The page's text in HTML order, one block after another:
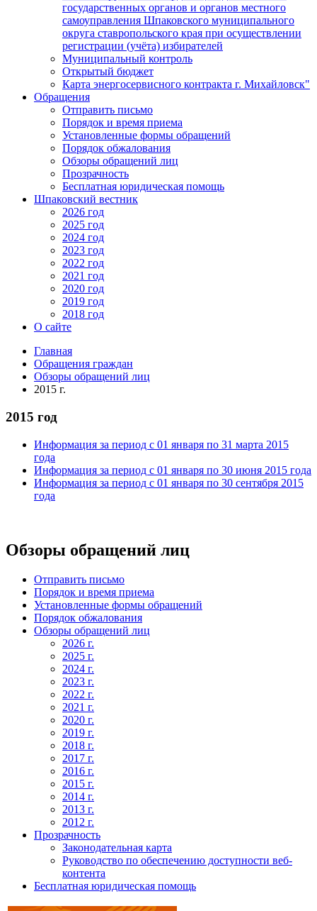
государственных органов и органов местного
самоуправления Шпаковского муниципального
округа ставропольского края при осуществлении
регистрации (учёта) избирателей
Муниципальный контроль
Открытый бюджет
Карта энергосервисного контракта г. Михайловск"
Обращения
Отправить письмо
Порядок и время приема
Установленные формы обращений
Порядок обжалования
Обзоры обращений лиц
Прозрачность
Бесплатная юридическая помощь
Шпаковский вестник
2026 год
2025 год
2024 год
2023 год
2022 год
2021 год
2020 год
2019 год
2018 год
О сайте
Главная
Обращения граждан
Обзоры обращений лиц
2015 г.
2015 год
Информация за период с 01 января по 31 марта 2015
года
Информация за период с 01 января по 30 июня 2015 года
Информация за период с 01 января по 30 сентября 2015
года
Обзоры обращений лиц
Отправить письмо
Порядок и время приема
Установленные формы обращений
Порядок обжалования
Обзоры обращений лиц
2026 г.
2025 г.
2024 г.
2023 г.
2022 г.
2021 г.
2020 г.
2019 г.
2018 г.
2017 г.
2016 г.
2015 г.
2014 г.
2013 г.
2012 г.
Прозрачность
Законодательная карта
Руководство по обеспечению доступности веб-
контента
Бесплатная юридическая помощь